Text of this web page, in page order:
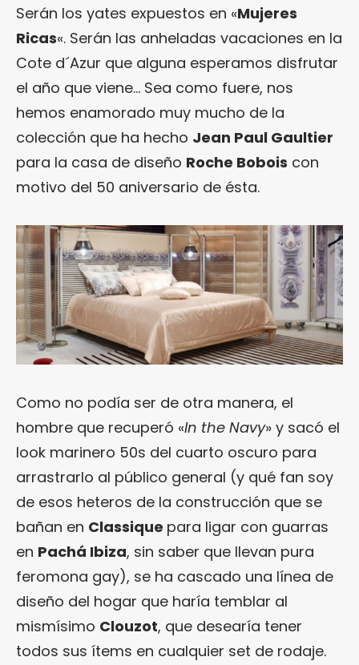
Serán los yates expuestos en «Mujeres
Ricas«. Serán las anheladas vacaciones en la
Cote d´Azur que alguna esperamos disfrutar
el año que viene… Sea como fuere, nos
hemos enamorado muy mucho de la
colección que ha hecho Jean Paul Gaultier
para la casa de diseño Roche Bobois con
motivo del 50 aniversario de ésta.
Como no podía ser de otra manera, el
hombre que recuperó «In the Navy» y sacó el
look marinero 50s del cuarto oscuro para
arrastrarlo al público general (y qué fan soy
de esos heteros de la construcción que se
bañan en Classique para ligar con guarras
en Pachá Ibiza, sin saber que llevan pura
feromona gay), se ha cascado una línea de
diseño del hogar que haría temblar al
mismísimo Clouzot, que desearía tener
todos sus ítems en cualquier set de rodaje.